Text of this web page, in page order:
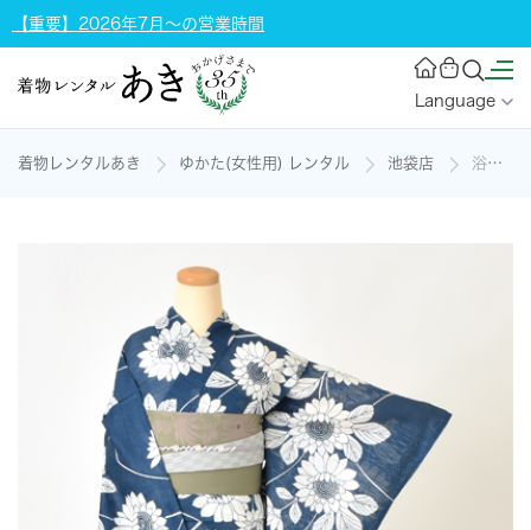
【重要】2026年7月～の営業時間
Language
着物レンタルあき ゆかた(女性用) レンタル 池袋店 浴衣[紺・向日葵]の着物レンタル